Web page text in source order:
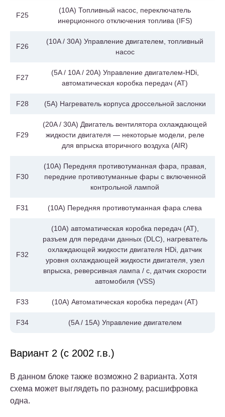
F25
(10A) Топливный насос, переключатель
инерционного отключения топлива (IFS)
F26
(10A / 30A) Управление двигателем, топливный
насос
F27
(5A / 10A / 20A) Управление двигателем-HDi,
автоматическая коробка передач (AT)
F28 (5A) Нагреватель корпуса дроссельной заслонки
F29
(20A / 30A) Двигатель вентилятора охлаждающей
жидкости двигателя — некоторые модели, реле
для впрыска вторичного воздуха (AIR)
F30
(10A) Передняя противотуманная фара, правая,
передние противотуманные фары с включенной
контрольной лампой
F31 (10A) Передняя противотуманная фара слева
F32
(10A) автоматическая коробка передач (AT),
разъем для передачи данных (DLC), нагреватель
охлаждающей жидкости двигателя HDi, датчик
уровня охлаждающей жидкости двигателя, узел
впрыска, реверсивная лампа / с, датчик скорости
автомобиля (VSS)
F33 (10A) Автоматическая коробка передач (AT)
F34 (5A / 15A) Управление двигателем
Вариант 2 (с 2002 г.в.)
В данном блоке также возможно 2 варианта. Хотя
схема может выглядеть по разному, расшифровка
одна.